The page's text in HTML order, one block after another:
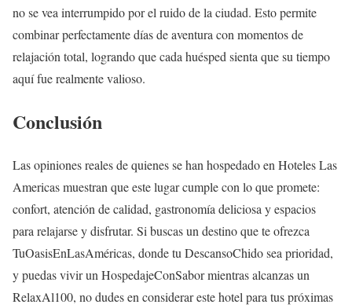
no se vea interrumpido por el ruido de la ciudad. Esto permite
combinar perfectamente días de aventura con momentos de
relajación total, logrando que cada huésped sienta que su tiempo
aquí fue realmente valioso.
Conclusión
Las opiniones reales de quienes se han hospedado en Hoteles Las
Americas muestran que este lugar cumple con lo que promete:
confort, atención de calidad, gastronomía deliciosa y espacios
para relajarse y disfrutar. Si buscas un destino que te ofrezca
TuOasisEnLasAméricas, donde tu DescansoChido sea prioridad,
y puedas vivir un HospedajeConSabor mientras alcanzas un
RelaxAl100, no dudes en considerar este hotel para tus próximas